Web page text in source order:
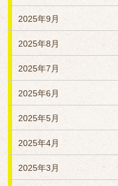
2025年9月
2025年8月
2025年7月
2025年6月
2025年5月
2025年4月
2025年3月